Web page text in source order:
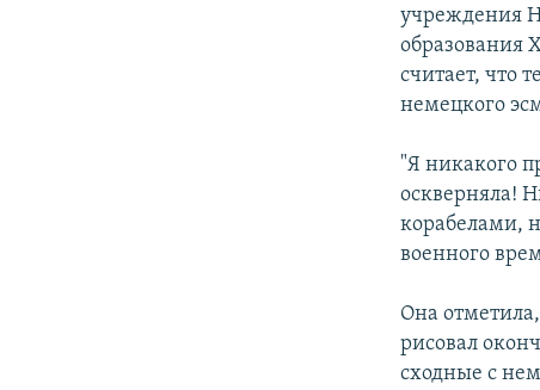
учреждения
образования
считает, что
немецкого
"Я никакого
оскверняла!
корабелами,
военного
Она
рисовал
сходные с